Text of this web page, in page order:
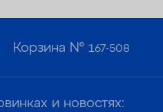
Корзина №167-508
и новостях: